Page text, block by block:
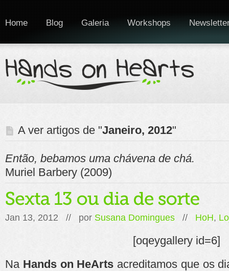
Home Blog Galeria Workshops
A ver artigos de "Janeiro, 2012"
Então, bebamos uma chávena de chá.
Muriel Barbery (2009)
Jan 13, 2012 // por Susana Domingues // HoH,
[oqeygallery id=6]
Na Hands on HeArts acreditamos que os